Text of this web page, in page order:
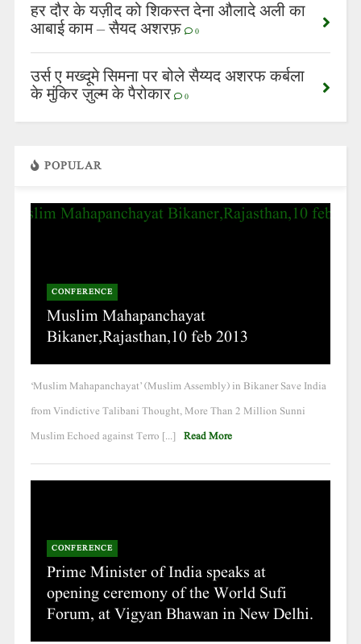
हर दौर के यज़ीद को शिकस्त देना औलादे अली का
आबाई काम – सैयद अशरफ़ 0
उर्स ए मख्दूमे सिमना पर बोले सैय्यद अशरफ कर्बला
के मुंकिर ज़ुल्म के पैरोकार 0
POPULAR
CONFERENCE
Muslim Mahapanchayat
Bikaner,Rajasthan,10 feb 2013
‘Muslim Mahapanchayat’ (Muslim Assembly) in Bikaner Save India
from Vindictive Talibani Thought, More Than 2 Million Sunni
Muslim Echoed against Terro [...] Read More
CONFERENCE
Prime Minister of India speaks at
opening ceremony of the World Sufi
Forum, at Vigyan Bhawan in New Delhi.